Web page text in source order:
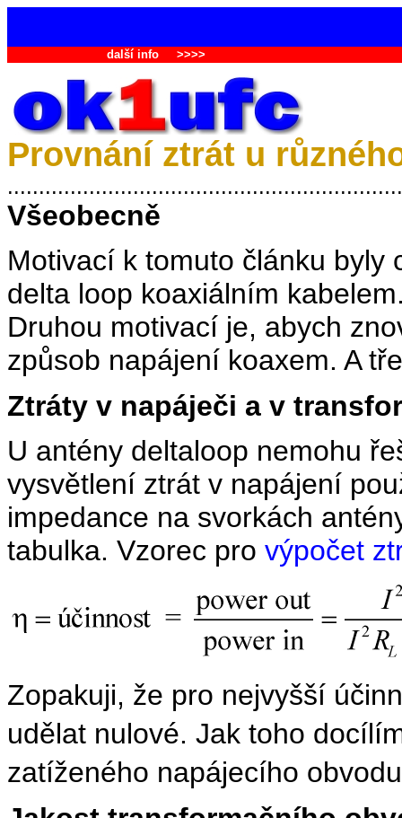
další info >>>>
Provnání ztrát u
Všeobecně
Motivací k tomuto článku byly
delta loop koaxiálním
Druhou motivací je, abych
způsob napájení koaxem. A
Ztráty v napáječi a v
U antény deltaloop nemohu
vysvětlení ztrát v napájení
impedance na svorkách
tabulka. Vzorec pro výpočet
Zopakuji, že pro nejvyšší
udělat nulové. Jak toho
zatíženého napájecího